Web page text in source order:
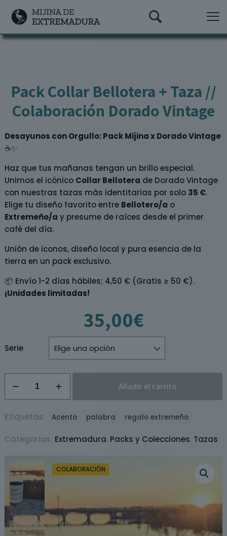
COLABORACIÓN
Pack Collar Bellotera + Taza //
Colaboración Dorado Vintage
Desayunos con Orgullo: Pack Mijina x Dorado Vintage
☕✨
Haz que tus mañanas tengan un brillo especial.
Unimos el icónico Collar Bellotera de Dorado Vintage
con nuestras tazas más identitarias por solo 35 €.
Elige tu diseño favorito entre Bellotero/a o
Extremeño/a y presume de raíces desde el primer
café del día.
Unión de iconos, diseño local y pura esencia de la
tierra en un pack exclusivo.
📦 Envío 1-2 días hábiles; 4,50 € (Gratis ≥ 50 €).
¡Unidades limitadas!
35,00€
Serie
Bellotera
+
//
Vintage
cantidad
Añadir al carrito
Etiquetas: Acento palabra regalo extremeño
Categorías: Extremadura, Packs y Colecciones, Tazas